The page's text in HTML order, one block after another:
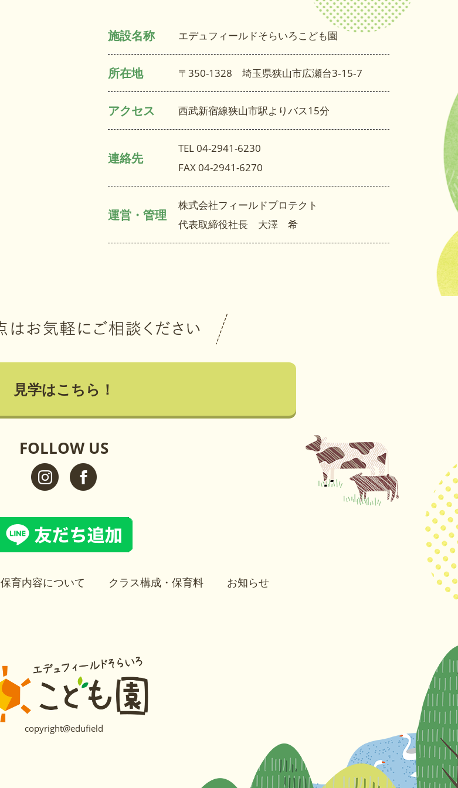
施設名称 エデュフィールドそらいろこども園
所在地 〒350-1328 埼玉県狭山市広瀬台3‐15‐7
アクセス 西武新宿線狭山市駅よりバス15分
連絡先
TEL 04-2941-6230
FAX 04-2941-6270
運営・管理
株式会社フィールドプロテクト
代表取締役社長 大澤 希
見学はこちら！
FOLLOW US
保育内容について クラス構成・保育料 お知らせ
copyright@edufield